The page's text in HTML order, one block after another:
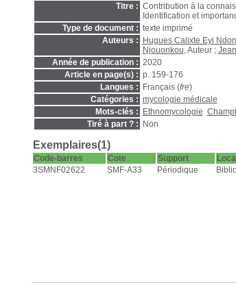
Titre : Contri­bution à la
Identification et
Type de document : texte imprimé
Auteurs :
Hugues Calixte Eyi
Njouonkou, Auteur ;
Année de publication : 2020
Article en page(s) : p. 159-176
Langues :
Français (fre)
Catégories : mycologie médicale
Mots-clés :
Ethnomycologie
Tiré à part ? :
Non
Exemplaires(1)
Code-barres Cote Support
3SMNF02622
SMF-A33 Périodique